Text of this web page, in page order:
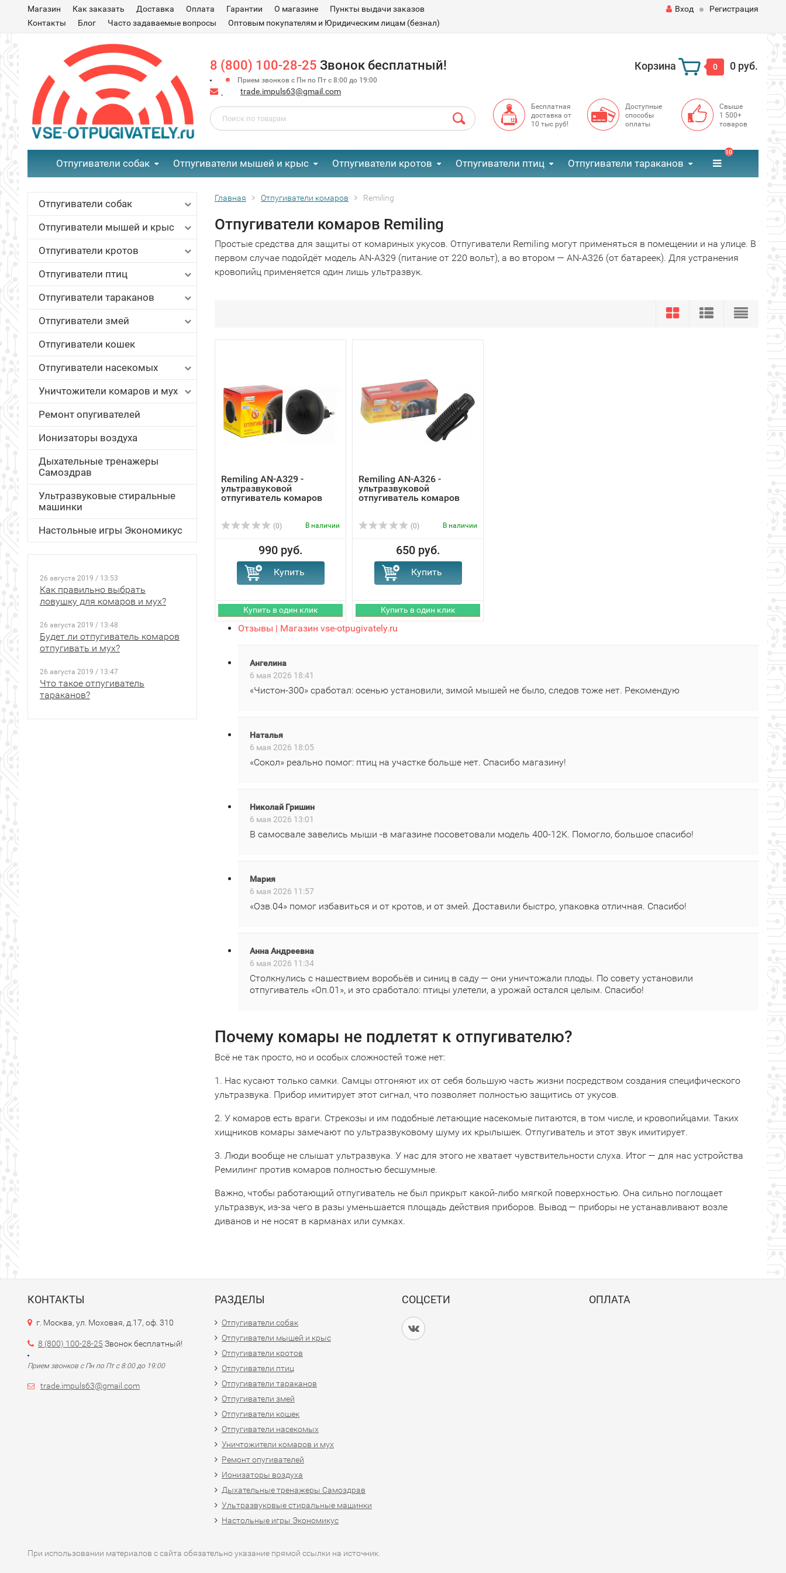
Магазин Как заказать Доставка Оплата Гарантии О магазине
Пункты выдачи заказов
Контакты
Блог Часто задаваемые вопросы Оптовым покупателям и Юридическим лицам (безнал)
Вход Регистрация
8 (800) 100-28-25 Звонок бесплатный!
Прием звонков с Пн по Пт с 8:00 до 19:00
trade.impuls63@gmail.com
Корзина 0 0 руб.
Бесплатная
доставка от
10 тыс руб!
Доступные
способы
оплаты
Свыше
1 500+
товаров
Отпугиватели собак Отпугиватели мышей и крыс Отпугиватели кротов Отпугиватели птиц Отпугиватели тараканов
10
Отпугиватели собак
Отпугиватели мышей и крыс
Отпугиватели кротов
Отпугиватели птиц
Отпугиватели тараканов
Отпугиватели змей
Отпугиватели кошек
Отпугиватели насекомых
Уничтожители комаров и мух
Ремонт опугивателей
Ионизаторы воздуха
Дыхательные тренажеры
Самоздрав
Ультразвуковые стиральные
машинки
Настольные игры Экономикус
26 августа 2019 / 13:53
Как правильно выбрать
ловушку для комаров и мух?
26 августа 2019 / 13:48
Будет ли отпугиватель комаров
отпугивать и мух?
26 августа 2019 / 13:47
Что такое отпугиватель
тараканов?
Главная Отпугиватели комаров Remiling
Отпугиватели комаров Remiling
Простые средства для защиты от комариных укусов. Отпугиватели Remiling могут применяться в помещении и на улице. В
первом случае подойдёт модель AN-A329 (питание от 220 вольт), а во втором — AN-A326 (от батареек). Для устранения
кровопийц применяется один лишь ультразвук.
Remiling AN-A329 -
ультразвуковой
отпугиватель комаров
(0) В наличии
990 руб.
Remiling AN-A326 -
ультразвуковой
отпугиватель комаров
(0) В наличии
650 руб.
Отзывы | Магазин vse-otpugivately.ru
Ангелина
6 мая 2026 18:41
«Чистон‑300» сработал: осенью установили, зимой мышей не было, следов тоже нет. Рекомендую
Наталья
6 мая 2026 18:05
«Сокол» реально помог: птиц на участке больше нет. Спасибо магазину!
Николай Гришин
6 мая 2026 13:01
В самосвале завелись мыши -в магазине посоветовали модель 400‑12К. Помогло, большое спасибо!
Мария
6 мая 2026 11:57
«Озв.04» помог избавиться и от кротов, и от змей. Доставили быстро, упаковка отличная. Спасибо!
Анна Андреевна
6 мая 2026 11:34
Столкнулись с нашествием воробьёв и синиц в саду — они уничтожали плоды. По совету установили
отпугиватель «Оп.01», и это сработало: птицы улетели, а урожай остался целым. Спасибо!
Почему комары не подлетят к отпугивателю?
Всё не так просто, но и особых сложностей тоже нет:
1. Нас кусают только самки. Самцы отгоняют их от себя большую часть жизни посредством создания специфического
ультразвука. Прибор имитирует этот сигнал, что позволяет полностью защитись от укусов.
2. У комаров есть враги. Стрекозы и им подобные летающие насекомые питаются, в том числе, и кровопийцами. Таких
хищников комары замечают по ультразвуковому шуму их крылышек. Отпугиватель и этот звук имитирует.
3. Люди вообще не слышат ультразвука. У нас для этого не хватает чувствительности слуха. Итог — для нас устройства
Ремилинг против комаров полностью бесшумные.
Важно, чтобы работающий отпугиватель не был прикрыт какой-либо мягкой поверхностью. Она сильно поглощает
ультразвук, из-за чего в разы уменьшается площадь действия приборов. Вывод — приборы не устанавливают возле
диванов и не носят в карманах или сумках.
КОНТАКТЫ
г. Москва, ул. Моховая, д.17, оф. 310
8 (800) 100-28-25 Звонок бесплатный!
Прием звонков с Пн по Пт с 8:00 до 19:00
trade.impuls63@gmail.com
РАЗДЕЛЫ
Отпугиватели собак
Отпугиватели мышей и крыс
Отпугиватели кротов
Отпугиватели птиц
Отпугиватели тараканов
Отпугиватели змей
Отпугиватели кошек
Отпугиватели насекомых
Уничтожители комаров и мух
Ремонт опугивателей
Ионизаторы воздуха
Дыхательные тренажеры Самоздрав
Ультразвуковые стиральные машинки
Настольные игры Экономикус
СОЦСЕТИ ОПЛАТА
При использовании материалов с сайта обязательно указание прямой ссылки на источник.